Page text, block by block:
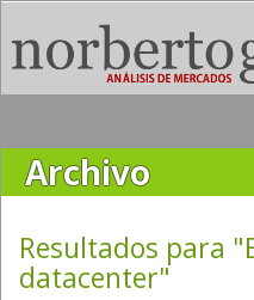
Archivo
Resultados para
datacenter"